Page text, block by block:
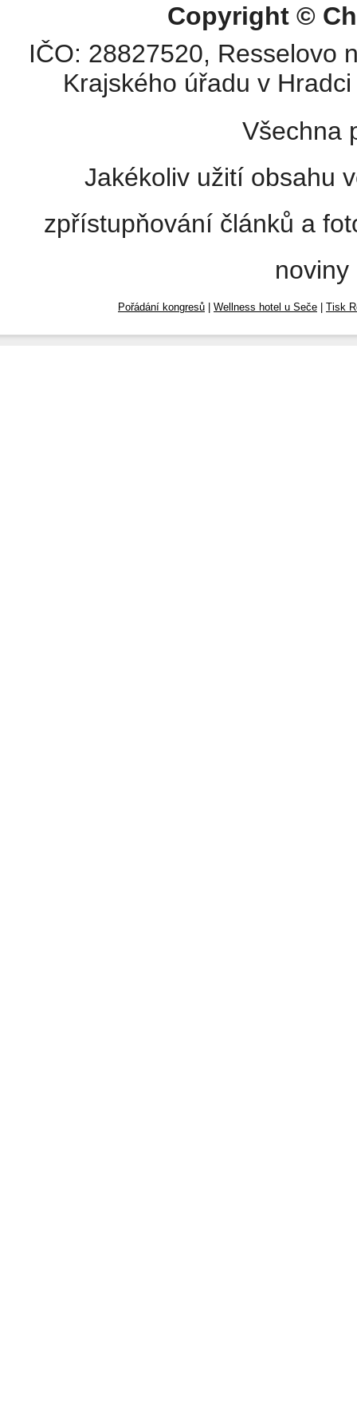
Copyright ©
IČO: 28827520, Resselovo
Krajského úřadu v
Všechna
Jakékoliv užití obsahu
zpřístupňování článků a
Pořádání kongresů | Wellness hotel u Seče | Tisk